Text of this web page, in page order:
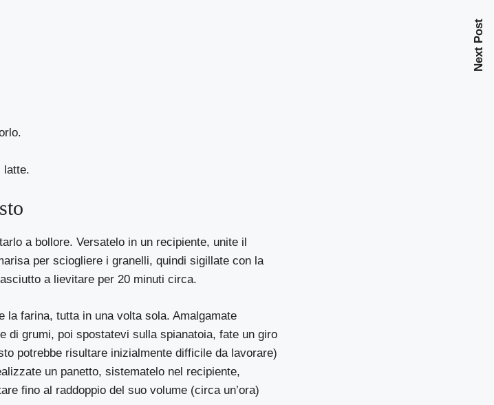
latte.
a bollore. Versatelo in un recipiente, unite il
per sciogliere i granelli, quindi sigillate con la
a lievitare per 20 minuti circa.
la farina, tutta in una volta sola. Amalgamate
di grumi, poi spostatevi sulla spianatoia, fate un giro
potrebbe risultare inizialmente difficile da lavorare)
un panetto, sistematelo nel recipiente,
fino al raddoppio del suo volume (circa un’ora)
Next Post